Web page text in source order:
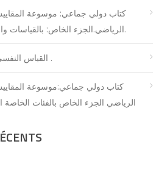
كتاب دولي جماعي: موسوعة
الرياضي.الجزء الخاص: بالقياسات والاختبارات البدنية والمهارية.
اﻟﻘﻴﺎس اﻟﻨﻔﺴﻲ وﺳﻴﻜﻮ ﻣﺘﺮﻳﺔ اﻻﺧﺘﺒﺎرات .
كتاب دولي جماعي:موسوعة
الرياضي الجزء الخاص بالفئات الخاصة